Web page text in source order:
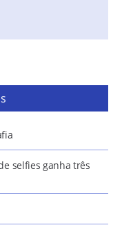
selfies ganha três